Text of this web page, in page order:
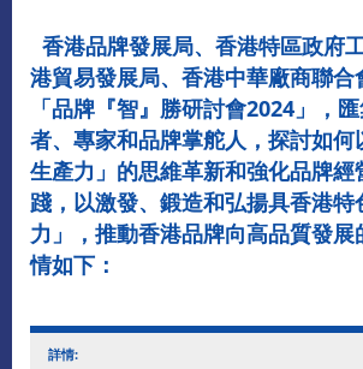
香港品牌發展局、香港特區政府
港貿易發展局、香港中華廠商聯合
「品牌『智』勝研討會2024」，
者、專家和品牌掌舵人，探討如何
生產力」的思維革新和強化品牌經
踐，以激發、鍛造和弘揚具香港
力」，推動香港品牌向高品質發
情如下：
詳情: